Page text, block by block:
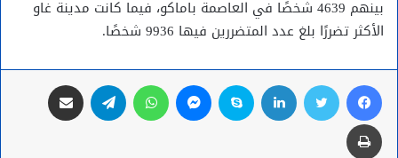
بينهم 4639 شخصًا في العاصمة باماكو، فيما كانت مدينة غاو
الأكثر تضررًا بلغ عدد المتضررين فيها 9936 شخصًا.
فيسبوك تويتر لينكدإن سكايب ماسنجر واتساب تيلقرام
طباعة